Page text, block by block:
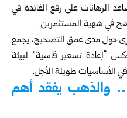
الرهانات على رفع الفائدة في
في شهية المستثمرين.
حول مدى عمق التصحيح، يجمع
“إعادة تسعير قاسية” لبيئة
في الأساسيات طويلة الأجل.
والذهب يفقد أهم